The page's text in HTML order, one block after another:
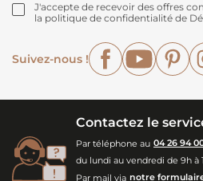
J'accepte de recevoir des offres
la politique de confidentialité de
Suivez-nous !
Facebook
Contactez le
Par téléphone au 04 26 94
du lundi au vendredi de 9h à
Par mail via notre